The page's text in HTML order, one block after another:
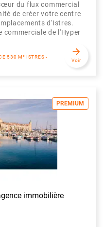
du flux commercial
de créer votre centre
d'Istres.
commerciale de l'Hyper
530 M² ISTRES -
arrow_forward
Voir
PREMIUM
immobilière